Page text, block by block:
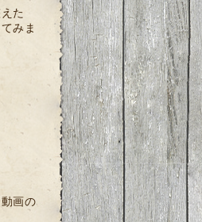
た
みま
画の